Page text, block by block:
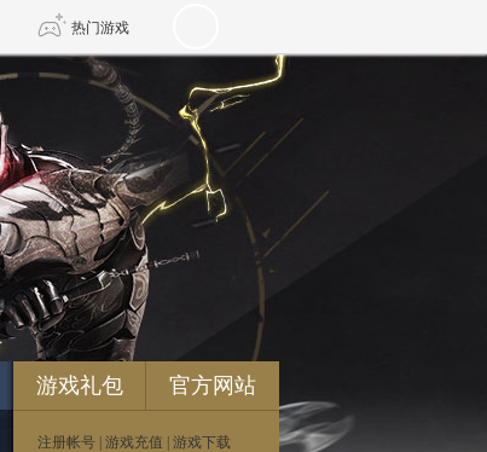
热门游戏
传奇4
旗舰版 新天龙八部
世界 新仙侠5
游戏礼包 官方网站
注册帐号 游戏充值 游戏下载